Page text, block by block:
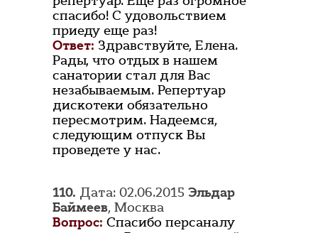
спасибо! С удовольствием
приеду еще раз!
Ответ: Здравствуйте, Елена.
Рады, что отдых в нашем
санатории стал для Вас
незабываемым. Репертуар
дискотеки обязательно
пересмотрим. Надеемся,
следующим отпуск Вы
проведете у нас.
110. Дата: 02.06.2015 Эльдар
Баймеев, Москва
Вопрос: Спасибо персаналу